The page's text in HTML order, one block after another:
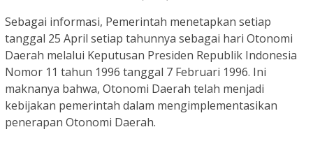
Sebagai informasi, Pemerintah menetapkan setiap
tanggal 25 April setiap tahunnya sebagai hari Otonomi
Daerah melalui Keputusan Presiden Republik Indonesia
Nomor 11 tahun 1996 tanggal 7 Februari 1996. Ini
maknanya bahwa, Otonomi Daerah telah menjadi
kebijakan pemerintah dalam mengimplementasikan
penerapan Otonomi Daerah.